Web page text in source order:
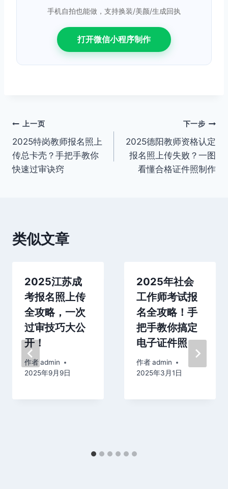
手机自拍也能做，支持换装/美颜/生成回执
打开微信小程序制作
文
章
导
上一页
2025特岗教师报名照上
传总卡壳？手把手教你
快速过审诀窍
下一步
2025德阳教师资格认定
报名照上传失败？一图
看懂合格证件照制作
类似文章
2025江苏成
考报名照上传
全攻略，一次
过审技巧大公
开！
作者admin
2025年9月9日
2025年社会
工作师考试报
名全攻略！手
把手教你搞定
电子证件照
作者admin
2025年3月1日